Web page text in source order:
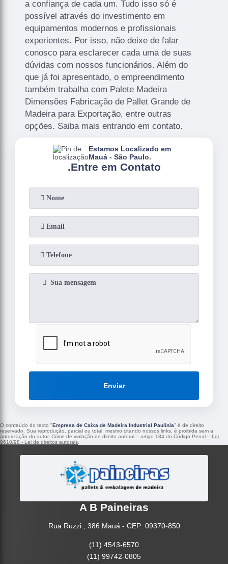
a confiança de cada um. Tudo isso só é
possível através do investimento em
equipamentos modernos e profissionais
experientes. Por isso, não deixe de falar
conosco para esclarecer cada uma de suas
dúvidas com nossos funcionários. Além do
que já foi apresentado, o empreendimento
também trabalha com Palete Madeira
Dimensões Fabricação de Pallet Grande de
Madeira para Exportação, entre outras
opções. Saiba mais entrando em contato.
.Entre em Contato
Estamos Localizado em
Mauá - São Paulo.
Enviar
O conteúdo do texto " Empresa de Caixa de Madeira Industrial Paulínia" é de direito
reservado. Sua reprodução, parcial ou total, mesmo citando nossos links, é proibida sem a
autorização do autor. Crime de violação de direito autoral – artigo 184 do Código Penal – Lei
9610/98 - Lei de direitos autorais.
A B Paineiras
Rua Ruzzi , 386 Mauá - CEP: 09370-850
(11) 4543-6570
(11) 99742-0805